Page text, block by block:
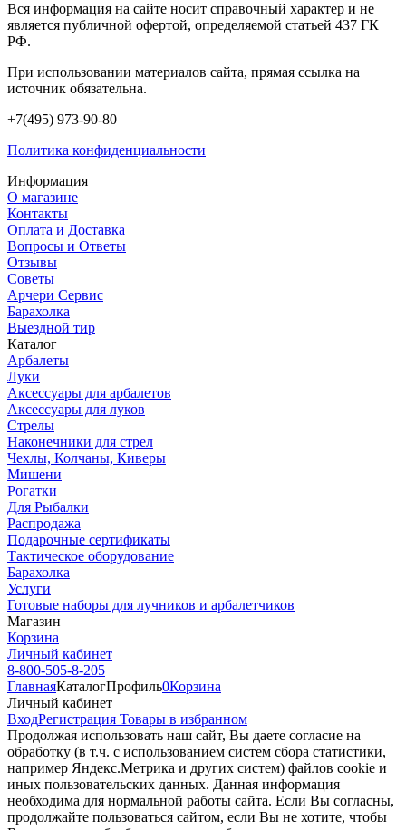
Вся информация на сайте носит справочный характер и не
является публичной офертой, определяемой статьей 437 ГК
РФ.
При использовании материалов сайта, прямая ссылка на
источник обязательна.
+7(495) 973-90-80
Политика конфиденциальности
Информация
О магазине
Контакты
Оплата и Доставка
Вопросы и Ответы
Отзывы
Советы
Арчери Сервис
Барахолка
Выездной тир
Каталог
Арбалеты
Луки
Аксессуары для арбалетов
Аксессуары для луков
Стрелы
Наконечники для стрел
Чехлы, Колчаны, Киверы
Мишени
Рогатки
Для Рыбалки
Распродажа
Подарочные сертификаты
Тактическое оборудование
Барахолка
Услуги
Готовые наборы для лучников и арбалетчиков
Магазин
Корзина
Личный кабинет
8-800-505-8-205
ГлавнаяКаталогПрофиль0Корзина
Личный кабинет
ВходРегистрация Товары в избранном
Продолжая использовать наш cайт, Вы даете согласие на
обработку (в т.ч. с использованием систем сбора статистики,
например Яндекс.Метрика и других систем) файлов cookie и
иных пользовательских данных. Данная информация
необходима для нормальной работы сайта. Если Вы согласны,
продолжайте пользоваться сайтом, если Вы не хотите, чтобы